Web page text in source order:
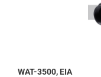
WAT-3500, EIA